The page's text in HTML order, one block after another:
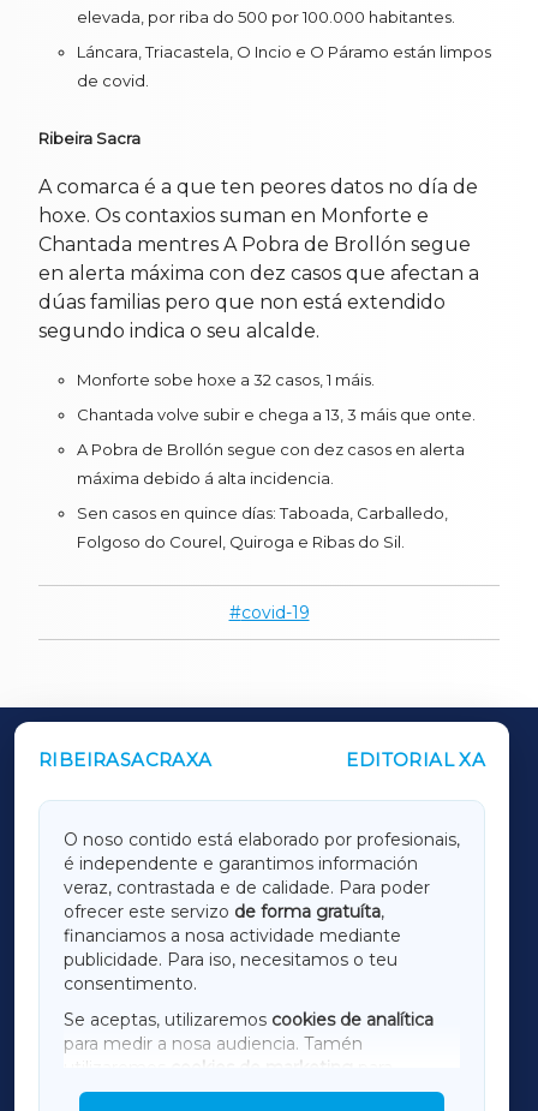
elevada, por riba do 500 por 100.000 habitantes.
Láncara, Triacastela, O Incio e O Páramo están limpos
de covid.
Ribeira Sacra
A comarca é a que ten peores datos no día de
hoxe. Os contaxios suman en Monforte e
Chantada mentres A Pobra de Brollón segue
en alerta máxima con dez casos que afectan a
dúas familias pero que non está extendido
segundo indica o seu alcalde.
Monforte sobe hoxe a 32 casos, 1 máis.
Chantada volve subir e chega a 13, 3 máis que onte.
A Pobra de Brollón segue con dez casos en alerta
máxima debido á alta incidencia.
Sen casos en quince días: Taboada, Carballedo,
Folgoso do Courel, Quiroga e Ribas do Sil.
covid-19
RIBEIRASACRAXA EDITORIAL XA
O noso contido está elaborado por profesionais,
é independente e garantimos información
veraz, contrastada e de calidade. Para poder
ofrecer este servizo de forma gratuíta,
financiamos a nosa actividade mediante
publicidade. Para iso, necesitamos o teu
consentimento.
Se aceptas, utilizaremos cookies de analítica
para medir a nosa audiencia. Tamén
utilizaremos
cookies de marketing
mostrar publicidade de terceiros.
OUTROS PERIÓDICOS
LUGOXA
TERRACHAXA
AMARIÑAXA